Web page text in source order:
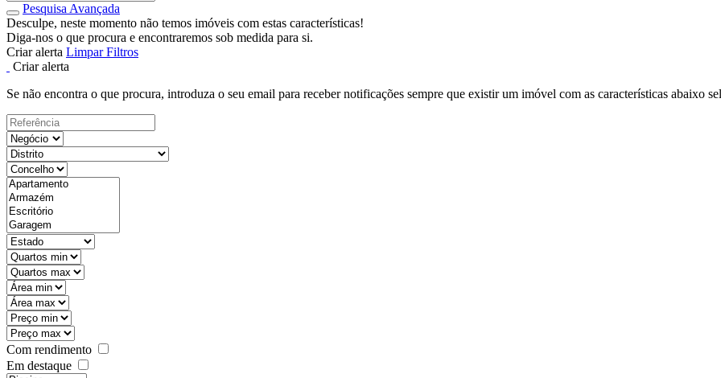
Pesquisa Avançada
Desculpe, neste momento não temos imóveis com estas características!
Diga-nos o que procura e encontraremos sob medida para si.
Criar alerta Limpar Filtros
Criar alerta
Se não encontra o que procura, introduza o seu email para receber notificações sempre que existir um imóvel com as características abaixo
Com rendimento
Em destaque